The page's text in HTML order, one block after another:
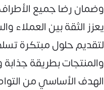
وضمان رضا جميع الأطراف
يعزز الثقة بين العملاء
لتقديم حلول مبتكرة
والمنتجات بطريقة
الهدف الأساسي من